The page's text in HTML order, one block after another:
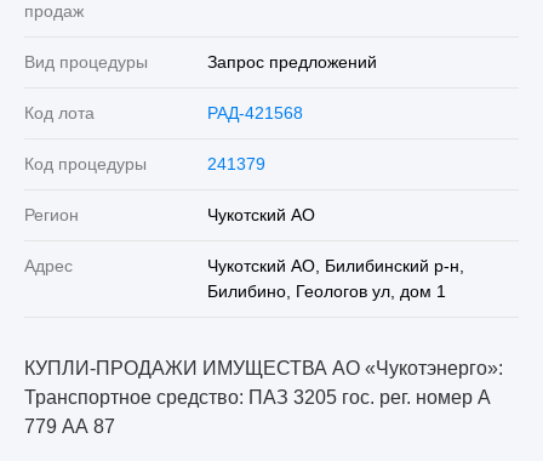
продаж
Вид процедуры Запрос предложений
Код лота РАД-421568
Код процедуры 241379
Регион Чукотский АО
Адрес
Чукотский АО, Билибинский р-н,
Билибино, Геологов ул, дом 1
КУПЛИ-ПРОДАЖИ ИМУЩЕСТВА АО «Чукотэнерго»:
Транспортное средство: ПАЗ 3205 гос. рег. номер А
779 АА 87